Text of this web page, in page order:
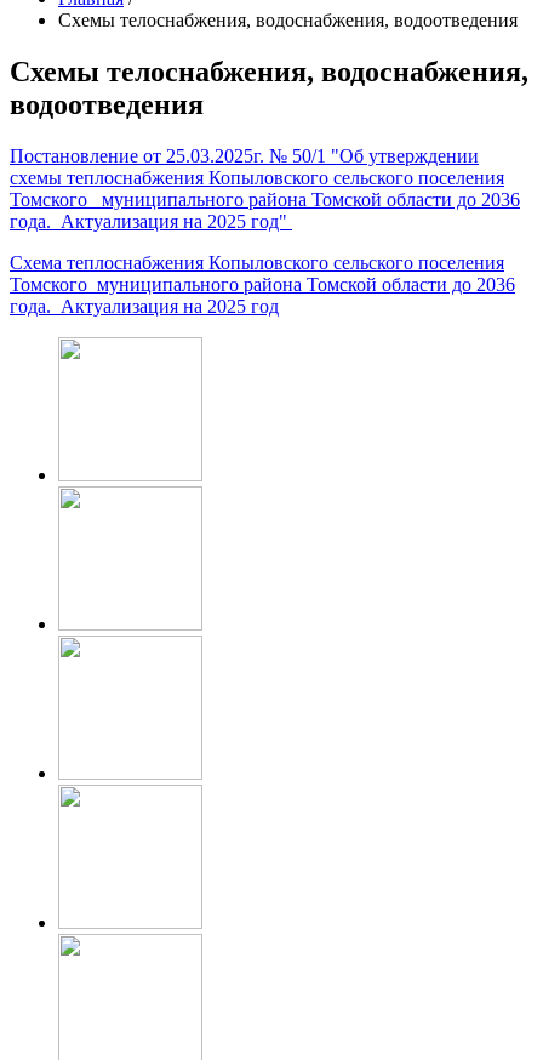
Схемы телоснабжения, водоснабжения, водоотведения
Схемы телоснабжения, водоснабжения,
водоотведения
Постановление от 25.03.2025г. № 50/1 "Об утверждении
схемы теплоснабжения Копыловского сельского поселения
Томского муниципального района Томской области до 2036
года. Актуализация на 2025 год"
Схема теплоснабжения Копыловского сельского поселения
Томского муниципального района Томской области до 2036
года. Актуализация на 2025 год